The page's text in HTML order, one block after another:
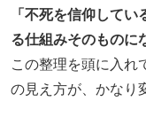
「不死を信仰して
る仕組みそのものに
この整理を頭に入れ
の見え方が、かなり